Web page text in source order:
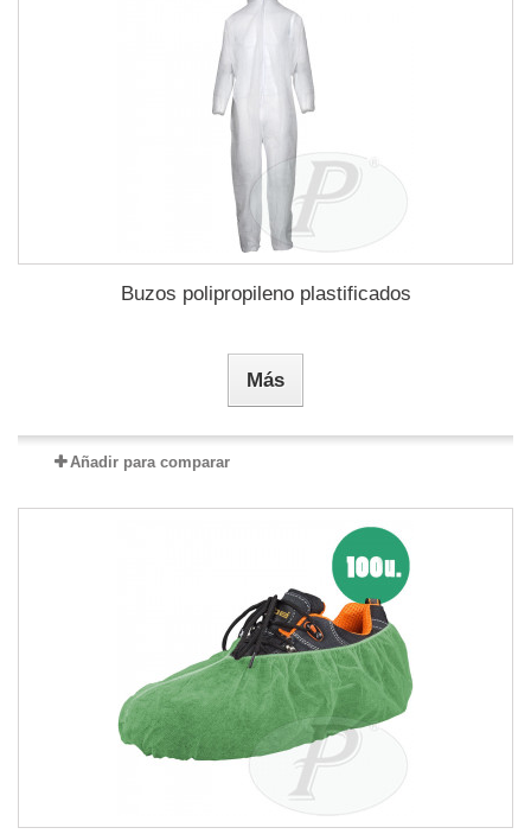
Buzos polipropileno plastificados
Más
Añadir para comparar